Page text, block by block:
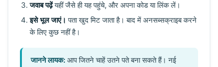
जवाब पढ़ेंयहीं जैसे ही यह पहुंचे, और अपना कोड या लिंक लें।
इसे भूल जाएं। पता खुद मिट जाता है। बाद में अनसब्सक्राइब करने
के लिए कुछ नहीं है।
जानने लायक:आप जितने चाहें उतने पते बना सकते हैं। नई